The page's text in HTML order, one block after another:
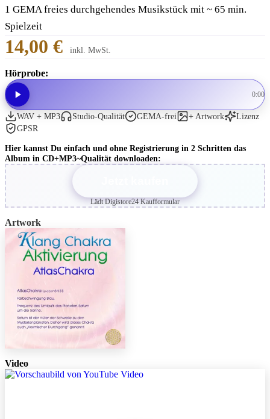
1 GEMA freies durchgehendes Musikstück mit ~ 65 min.
Spielzeit
14,00 € inkl. MwSt.
Hörprobe:
0:00
WAV + MP3 Studio-Qualität GEMA-frei + Artwork
Lizenz
GPSR
Hier kannst Du einfach und ohne Registrierung in 2 Schritten das
Album in CD+MP3~Qualität downloaden:
Lädt Digistore24 Kaufformular
Artwork
Video